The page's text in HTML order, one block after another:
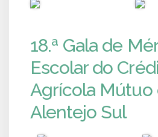
18.ª Gala de
Escolar do
Agrícola Mútuo
Alentejo Sul